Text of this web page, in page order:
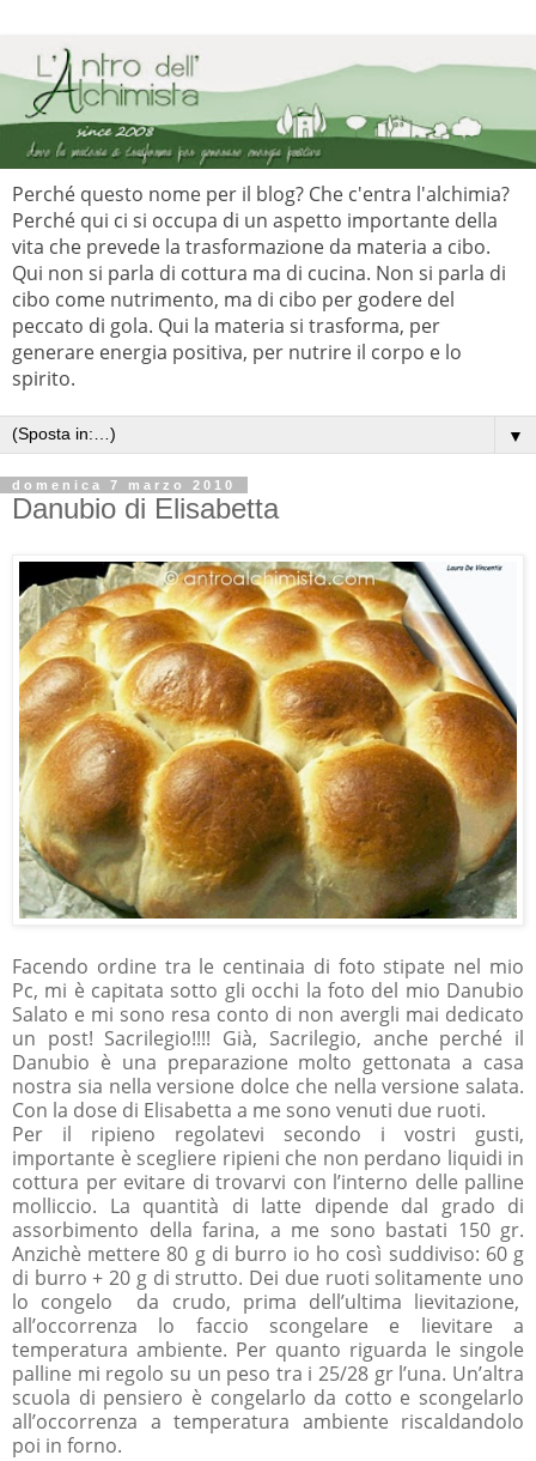
Perché questo nome per il blog? Che c'entra l'alchimia?
Perché qui ci si occupa di un aspetto importante della
vita che prevede la trasformazione da materia a cibo.
Qui non si parla di cottura ma di cucina. Non si parla di
cibo come nutrimento, ma di cibo per godere del
peccato di gola. Qui la materia si trasforma, per
generare energia positiva, per nutrire il corpo e lo
spirito.
▼
domenica 7 marzo 2010
Danubio di Elisabetta
Facendo ordine tra le centinaia di foto stipate nel mio
Pc, mi è capitata sotto gli occhi la foto del mio Danubio
Salato e mi sono resa conto di non avergli mai dedicato
un post! Sacrilegio!!!! Già, Sacrilegio, anche perché il
Danubio è una preparazione molto gettonata a casa
nostra sia nella versione dolce che nella versione salata.
Con la dose di Elisabetta a me sono venuti due ruoti.
Per il ripieno regolatevi secondo i vostri gusti,
importante è scegliere ripieni che non perdano liquidi in
cottura per evitare di trovarvi con l’interno delle palline
molliccio. La quantità di latte dipende dal grado di
assorbimento della farina, a me sono bastati 150 gr.
Anzichè mettere 80 g di burro io ho così suddiviso: 60 g
di burro + 20 g di strutto. Dei due ruoti solitamente uno
lo congelo da crudo, prima dell’ultima lievitazione,
all’occorrenza lo faccio scongelare e lievitare a
temperatura ambiente. Per quanto riguarda le singole
palline mi regolo su un peso tra i 25/28 gr l’una. Un’altra
scuola di pensiero è congelarlo da cotto e scongelarlo
all’occorrenza a temperatura ambiente riscaldandolo
poi in forno.